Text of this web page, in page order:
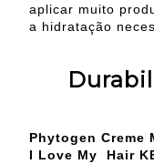
aplicar muito
a hidratação
Phytogen Creme
I Love My Hair